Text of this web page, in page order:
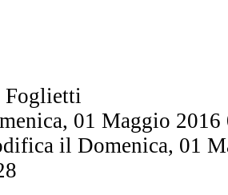
Foglietti
01 Maggio 2016
il Domenica, 01